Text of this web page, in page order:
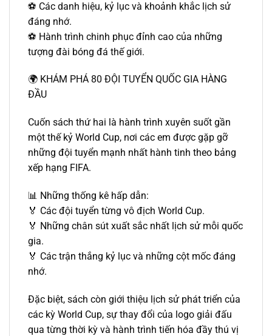
⚽ Các danh hiệu, kỷ lục và khoảnh khắc lịch sử
đáng nhớ.
⚽ Hành trình chinh phục đỉnh cao của những
tượng đài bóng đá thế giới.
🌍 KHÁM PHÁ 80 ĐỘI TUYỂN QUỐC GIA HÀNG
ĐẦU
Cuốn sách thứ hai là hành trình xuyên suốt gần
một thế kỷ World Cup, nơi các em được gặp gỡ
những đội tuyển mạnh nhất hành tinh theo bảng
xếp hạng FIFA.
📊 Những thống kê hấp dẫn:
🏅 Các đội tuyển từng vô địch World Cup.
🏅 Những chân sút xuất sắc nhất lịch sử mỗi quốc
gia.
🏅 Các trận thắng kỷ lục và những cột mốc đáng
nhớ.
Đặc biệt, sách còn giới thiệu lịch sử phát triển của
các kỳ World Cup, sự thay đổi của logo giải đấu
qua từng thời kỳ và hành trình tiến hóa đầy thú vị